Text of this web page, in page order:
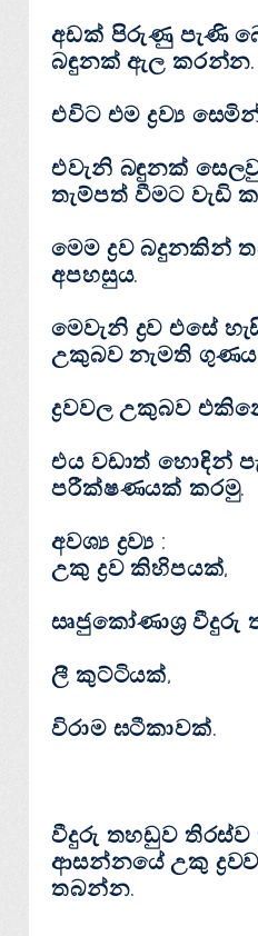
අඩක් පිරුණු පැණි
බඳුනක් ඇල කරන්න.
එවිට එම ද්‍රව්‍ය
එවැනි බඳුනක්
තැම්පත් වීමට වැඩි
මෙම ද්‍රව බදුනකින්
අපහසුය.
මෙවැනි ද්‍රව එසේ
උකුබව නැමති ගුණය
ද්‍රවවල උකුබව
එය වඩාත් හොඳින්
පරීක්ෂණයක් කරමු.
අවශ්‍ය ද්‍රව්‍ය :
උකු ද්‍රව කිහිපයක්,
සෘජුකෝණාශ්‍ර වීදුරු
ලී කුට්ටියක්,
විරාම ඝටීකාවක්.
වීදුරු තහඩුව තිරස්ව
ආසන්නයේ උකු
තබන්න.